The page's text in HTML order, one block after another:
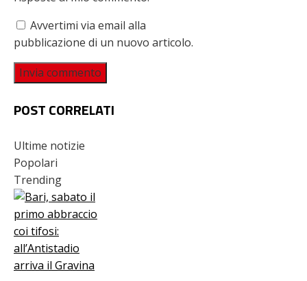
Avvertimi via email alla
pubblicazione di un nuovo articolo.
POST CORRELATI
Ultime notizie
Popolari
Trending